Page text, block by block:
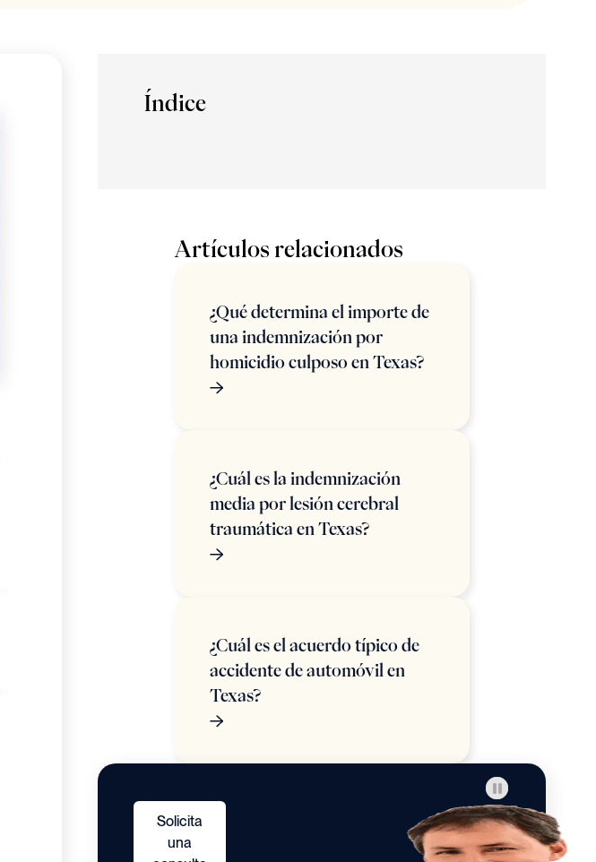
Índice
Artículos relacionados
¿Qué determina el importe de
una indemnización por
homicidio culposo en Texas?
¿Cuál es la indemnización
media por lesión cerebral
traumática en Texas?
¿Cuál es el acuerdo típico de
accidente de automóvil en
Texas?
Solicita
una